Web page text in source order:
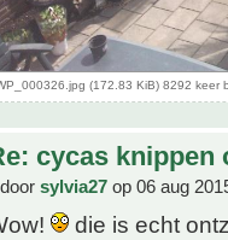
(172.83 KiB) 8292 keer
cycas knippen
door sylvia27 op 06 aug
die is echt